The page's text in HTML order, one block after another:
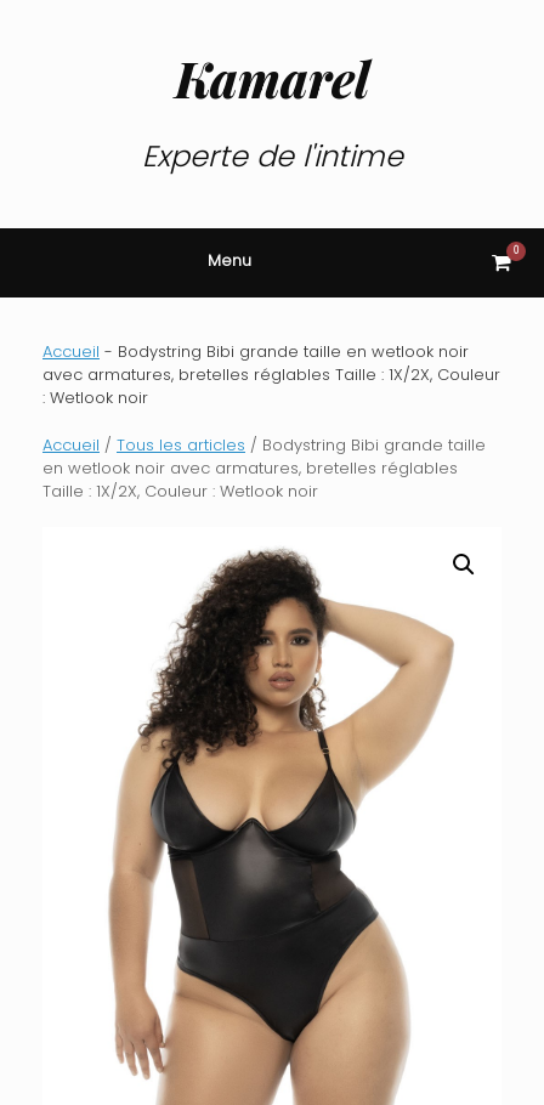
Kamarel
Experte de l'intime
Menu View
cart
0
Accueil - Bodystring Bibi grande taille en wetlook noir
avec armatures, bretelles réglables Taille : 1X/2X, Couleur
: Wetlook noir
Accueil / Tous les articles / Bodystring Bibi grande taille
en wetlook noir avec armatures, bretelles réglables
Taille : 1X/2X, Couleur : Wetlook noir